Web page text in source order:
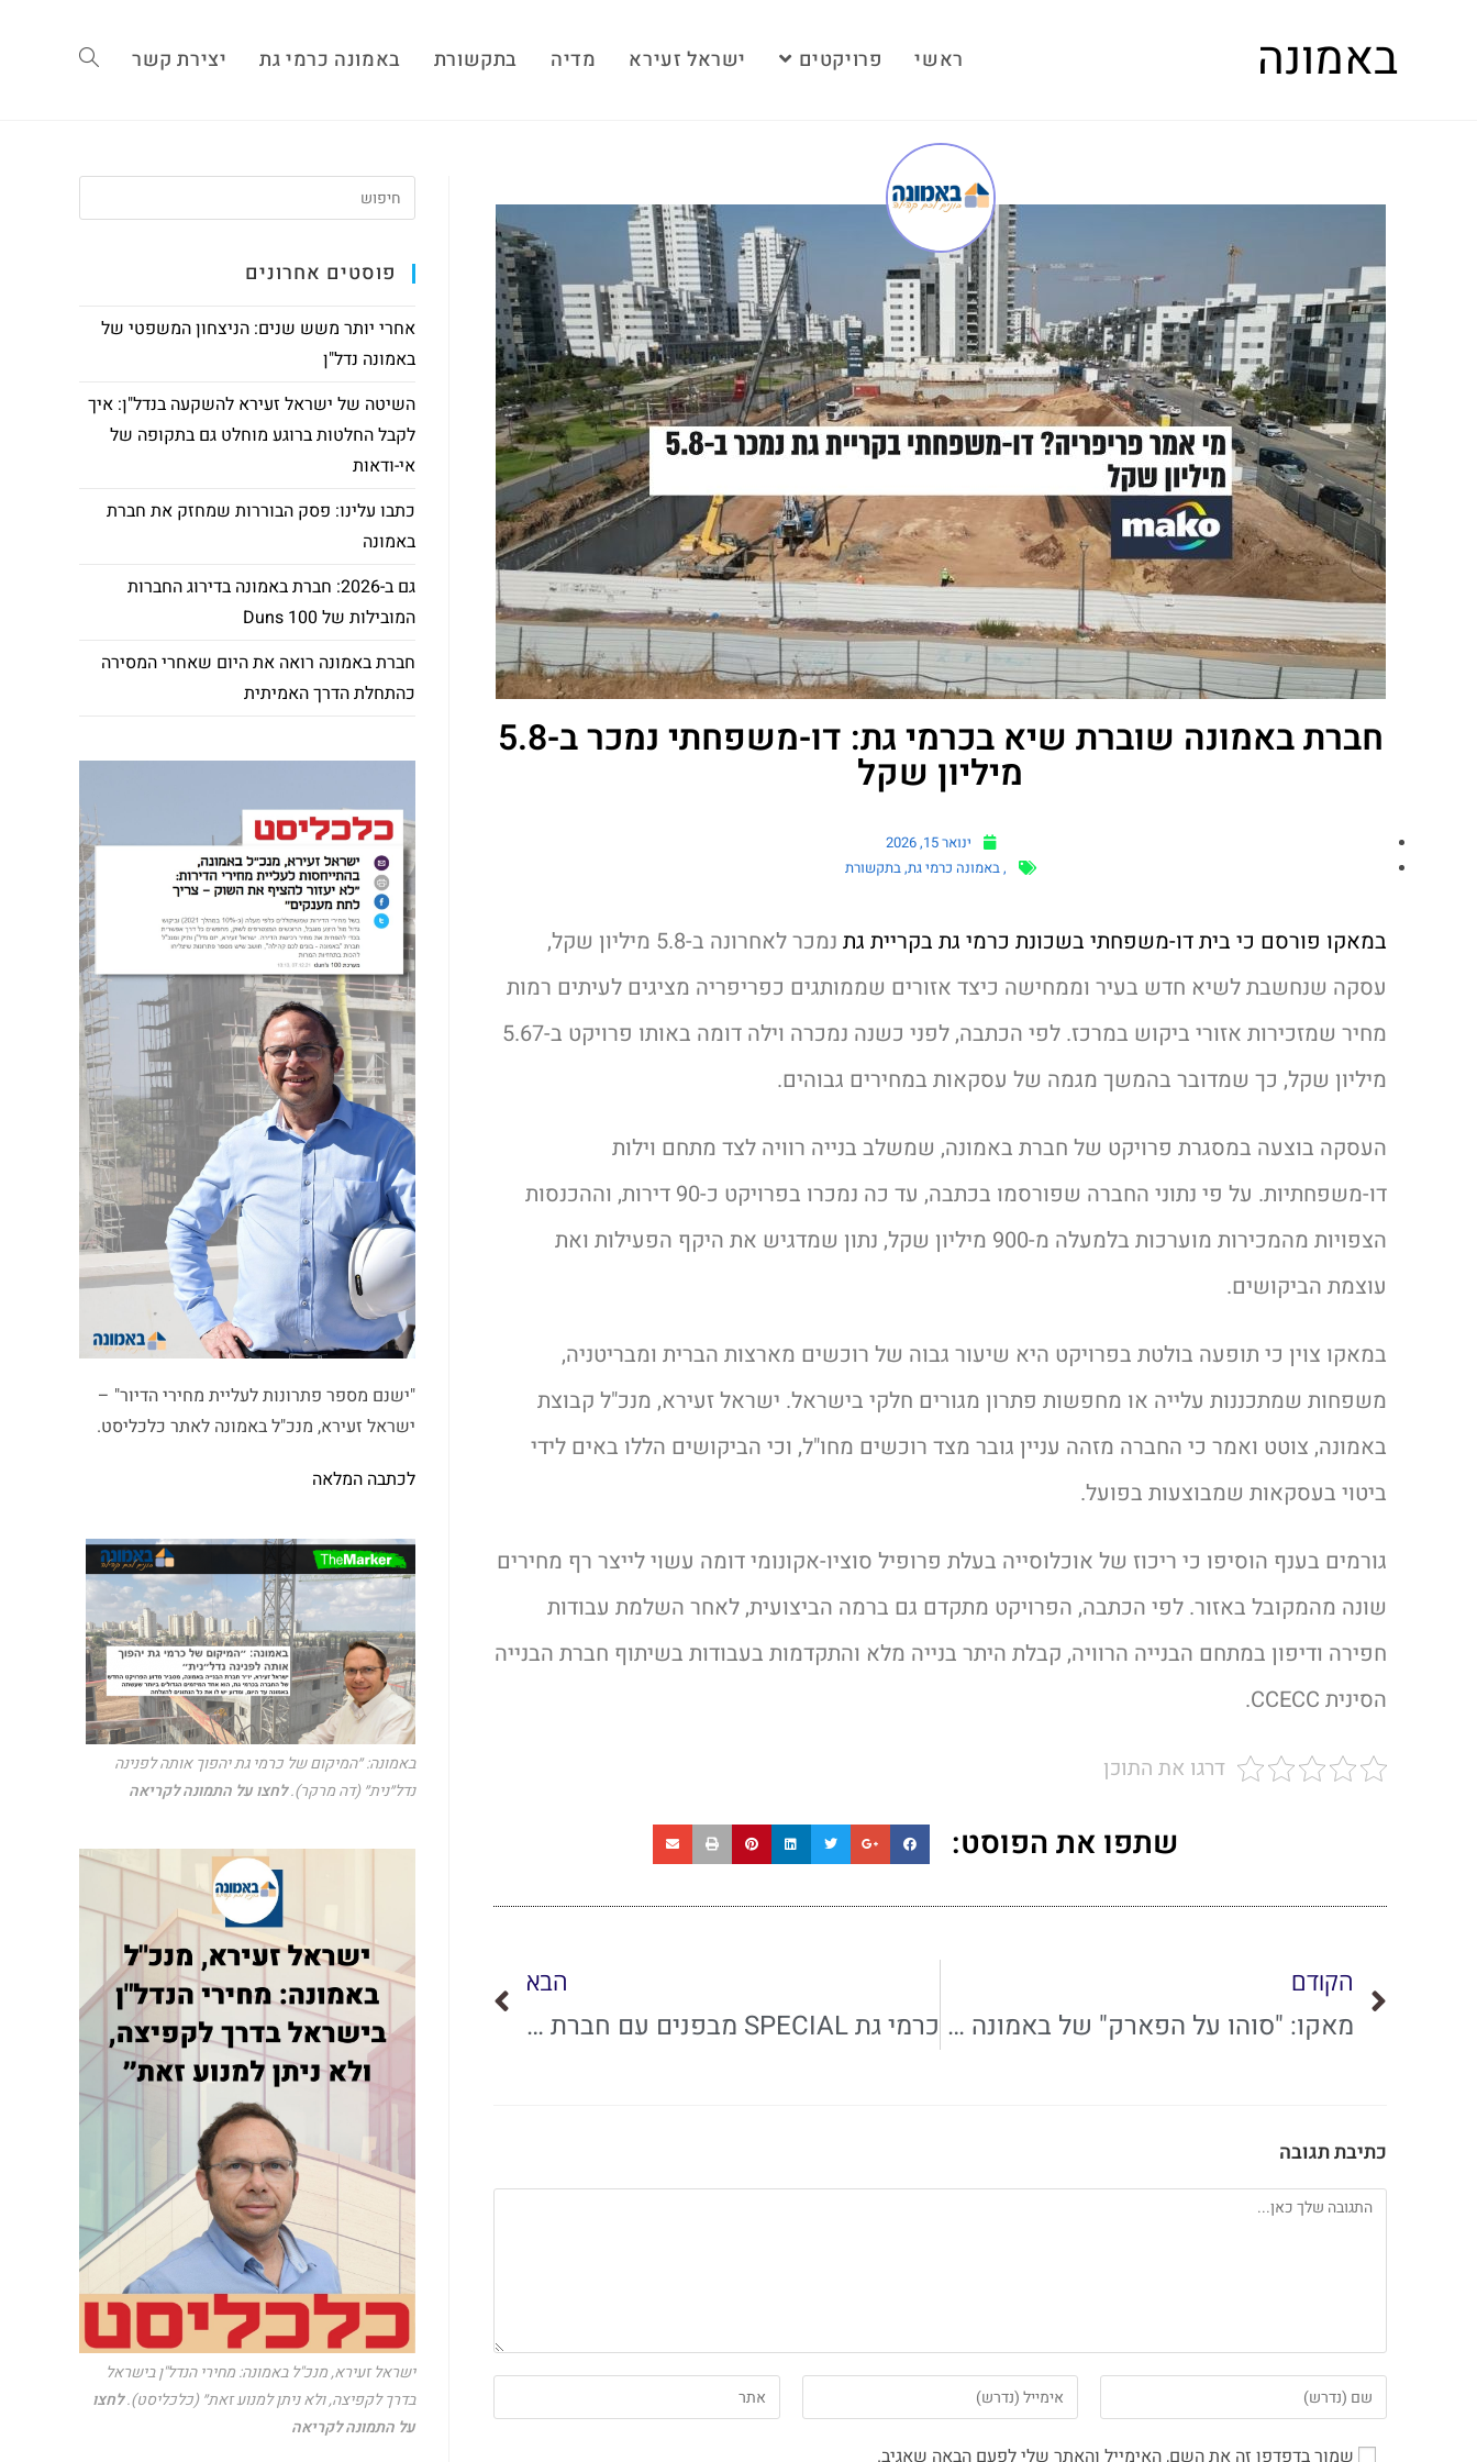
באמונה ראשי פרויקטים ישראל זעירא מדיה בתקשורת באמונה כרמי גת יצירת קשר
חברת באמונה שוברת שיא בכרמי גת: דו-משפחתי נמכר ב-5.8
מיליון שקל
ינואר 15, 2026
,באמונה כרמי גת,בתקשורת
במאקו פורסם כי בית דו-משפחתי בשכונת כרמי גת בקריית גת
נמכר לאחרונה ב-5.8 מיליון שקל,
עסקה שנחשבת לשיא חדש בעיר וממחישה כיצד אזורים שממותגים כפריפריה מציגים לעיתים רמות
מחיר שמזכירות אזורי ביקוש במרכז. לפי הכתבה, לפני כשנה נמכרה וילה דומה באותו פרויקט ב-5.67
מיליון שקל, כך שמדובר בהמשך מגמה של עסקאות במחירים גבוהים.
העסקה בוצעה במסגרת פרויקט של חברת באמונה, שמשלב בנייה רוויה לצד מתחם וילות
דו-משפחתיות. על פי נתוני החברה שפורסמו בכתבה, עד כה נמכרו בפרויקט כ-90 דירות, וההכנסות
הצפויות מהמכירות מוערכות בלמעלה מ-900 מיליון שקל, נתון שמדגיש את היקף הפעילות ואת
עוצמת הביקושים.
במאקו צוין כי תופעה בולטת בפרויקט היא שיעור גבוה של רוכשים מארצות הברית ומבריטניה,
משפחות שמתכננות עלייה או מחפשות פתרון מגורים חלקי בישראל. ישראל זעירא, מנכ"ל קבוצת
באמונה, צוטט ואמר כי החברה מזהה עניין גובר מצד רוכשים מחו"ל, וכי הביקושים הללו באים לידי
ביטוי בעסקאות שמבוצעות בפועל.
גורמים בענף הוסיפו כי ריכוז של אוכלוסייה בעלת פרופיל סוציו-אקונומי דומה עשוי לייצר רף מחירים
שונה מהמקובל באזור. לפי הכתבה, הפרויקט מתקדם גם ברמה הביצועית, לאחר השלמת עבודות
חפירה ודיפון במתחם הבנייה הרוויה, קבלת היתר בנייה מלא והתקדמות בעבודות בשיתוף חברת הבנייה
הסינית CCECC.
דרגו את התוכן
שתפו את הפוסט:
הקודם
מאקו: "סוהו על הפארק" של באמונה קיבל טופס 4 ומתקדם לאכלוס בבית שמש
הבא
כרמי גת SPECIAL מבפנים עם חברת באמונה
כתיבת תגובה
שמור בדפדפן זה את השם, האימייל והאתר שלי לפעם הבאה שאגיב.
פוסטים אחרונים
אחרי יותר משש שנים: הניצחון המשפטי של
באמונה נדל"ן
השיטה של ישראל זעירא להשקעה בנדל"ן: איך
לקבל החלטות ברוגע מוחלט גם בתקופה של
אי-ודאות
כתבו עלינו: פסק הבוררות שמחזק את חברת
באמונה
גם ב-2026: חברת באמונה בדירוג החברות
המובילות של Duns 100
חברת באמונה רואה את היום שאחרי המסירה
כהתחלת הדרך האמיתית
"ישנם מספר פתרונות לעליית מחירי הדיור" –
ישראל זעירא, מנכ"ל באמונה לאתר כלכליסט.
לכתבה המלאה
באמונה: ״המיקום של כרמי גת יהפוך אותה לפנינה
נדל״נית״ (דה מרקר).לחצו על התמונה לקריאה
ישראל זעירא, מנכ"ל באמונה: מחירי הנדל"ן בישראל
בדרך לקפיצה, ולא ניתן למנוע זאת״ (כלכליסט).לחצו
על התמונה לקריאה